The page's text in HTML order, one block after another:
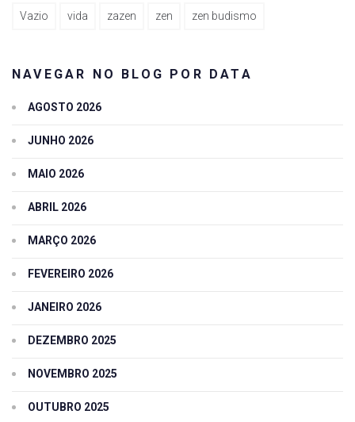
Vazio vida zazen zen zen budismo
NAVEGAR NO BLOG POR DATA
AGOSTO 2026
JUNHO 2026
MAIO 2026
ABRIL 2026
MARÇO 2026
FEVEREIRO 2026
JANEIRO 2026
DEZEMBRO 2025
NOVEMBRO 2025
OUTUBRO 2025